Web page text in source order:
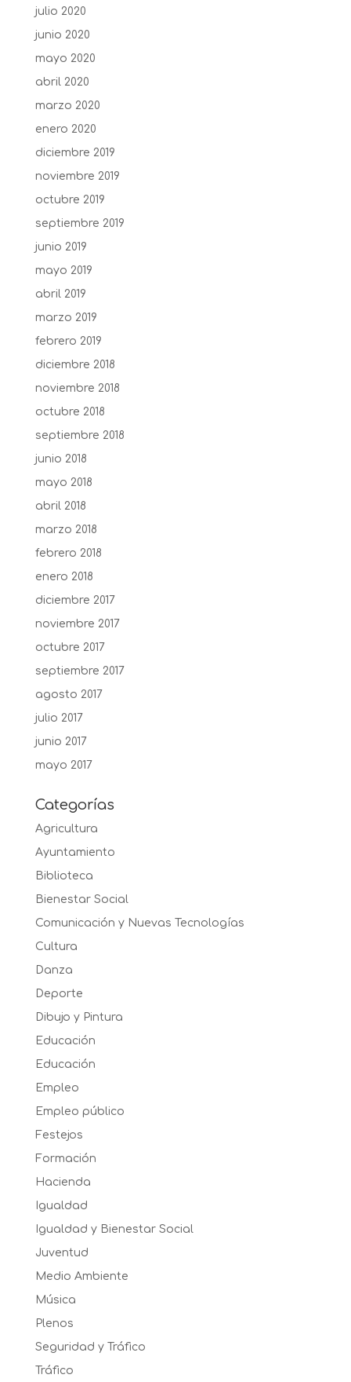
julio 2020
junio 2020
mayo 2020
abril 2020
marzo 2020
enero 2020
diciembre 2019
noviembre 2019
octubre 2019
septiembre 2019
junio 2019
mayo 2019
abril 2019
marzo 2019
febrero 2019
diciembre 2018
noviembre 2018
octubre 2018
septiembre 2018
junio 2018
mayo 2018
abril 2018
marzo 2018
febrero 2018
enero 2018
diciembre 2017
noviembre 2017
octubre 2017
septiembre 2017
agosto 2017
julio 2017
junio 2017
mayo 2017
Categorías
Agricultura
Ayuntamiento
Biblioteca
Bienestar Social
Comunicación y Nuevas Tecnologías
Cultura
Danza
Deporte
Dibujo y Pintura
Educación
Educación
Empleo
Empleo público
Festejos
Formación
Hacienda
Igualdad
Igualdad y Bienestar Social
Juventud
Medio Ambiente
Música
Plenos
Seguridad y Tráfico
Tráfico